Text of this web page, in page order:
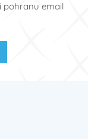
pohranu email